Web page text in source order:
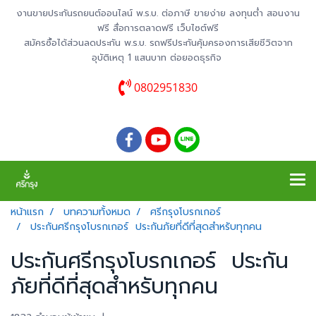
งานขายประกันรถยนต์ออนไลน์ พ.ร.บ. ต่อภาษี ขายง่าย ลงทุนต่ำ สอนงาน
ฟรี สื่อการตลาดฟรี เว็บไซต์ฟรี
สมัครซื้อได้ส่วนลดประกัน พ.ร.บ. รถฟรีประกันคุ้มครองการเสียชีวิตจาก
อุบัติเหตุ 1 แสนบาท ต่อยอดธุรกิจ
0802951830
หน้าแรก บทความทั้งหมด
ศรีกรุงโบรกเกอร์
ประกันศรีกรุงโบรกเกอร์ ประกันภัยที่ดีที่สุดสำหรับทุกคน
ประกันศรีกรุงโบรกเกอร์ ประกัน
ภัยที่ดีที่สุดสำหรับทุกคน